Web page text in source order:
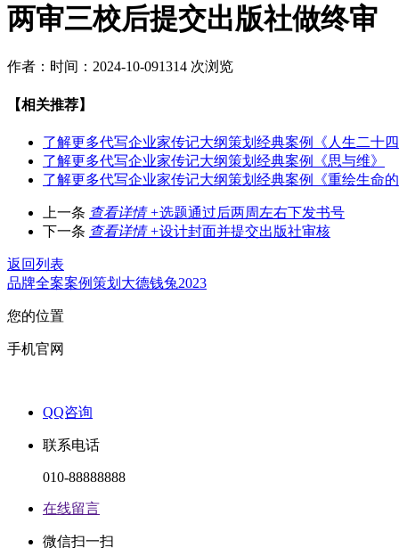
两审三校后提交出版社做终审
作者： 时间：2024-10-091314 次浏览
【相关推荐】
了解更多代写企业家传记大纲策划经典案例《人生二十
了解更多代写企业家传记大纲策划经典案例《思与维》
了解更多代写企业家传记大纲策划经典案例《重绘生命
上一条 查看详情 +选题通过后两周左右下发书号
下一条 查看详情 +设计封面并提交出版社审核
返回列表
品牌全案案例策划 大德钱兔2023
您的位置
手机官网
QQ咨询
联系电话
010-88888888
在线留言
微信扫一扫